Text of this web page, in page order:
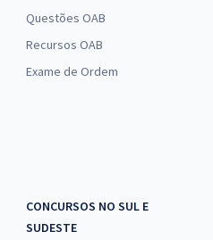
Questões OAB
Recursos OAB
Exame de Ordem
CONCURSOS NO SUL E
SUDESTE